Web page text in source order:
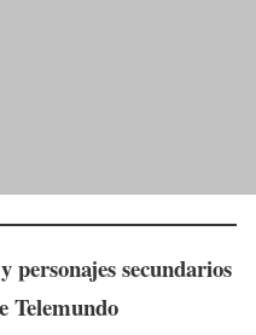
personajes secundarios
Telemundo